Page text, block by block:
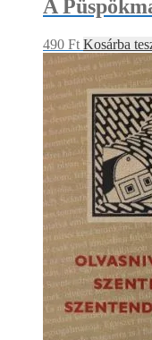
A
490 Ft Kosárba